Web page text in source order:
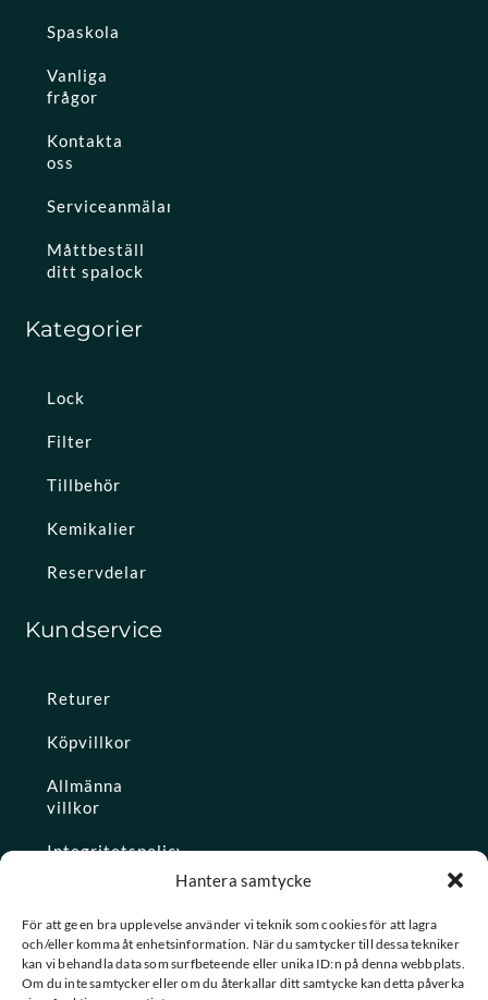
Hantera samtycke
För att ge en bra upplevelse använder vi teknik som cookies för att lagra
och/eller komma åt enhetsinformation. När du samtycker till dessa tekniker
kan vi behandla data som surfbeteende eller unika ID:n på denna webbplats.
Om du inte samtycker eller om du återkallar ditt samtycke kan detta påverka
Spaskola
Vanliga
frågor
Kontakta
oss
Serviceanmälan
Måttbeställ
ditt spalock
Kategorier
Lock
Filter
Tillbehör
Kemikalier
Reservdelar
Kundservice
Returer
Köpvillkor
Allmänna
villkor
Integritetspolicy
Konto